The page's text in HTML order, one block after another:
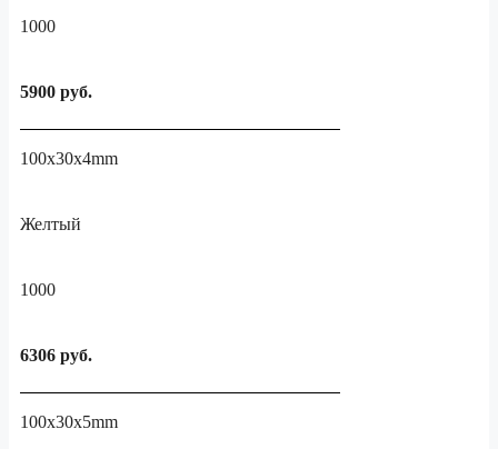
1000
5900 руб.
100x30x4mm
Желтый
1000
6306 руб.
100x30x5mm